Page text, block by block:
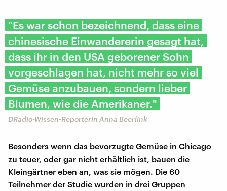
"Es war schon bezeichnend, dass eine
chinesische Einwandererin gesagt hat,
dass ihr in den USA geborener Sohn
vorgeschlagen hat, nicht mehr so viel
Gemüse anzubauen, sondern lieber
Blumen, wie die Amerikaner."
DRadio-Wissen-Reporterin Anna Beerlink
Besonders wenn das bevorzugte Gemüse in Chicago
zu teuer, oder gar nicht erhältlich ist, bauen die
Kleingärtner eben an, was sie mögen. Die 60
Teilnehmer der Studie wurden in drei Gruppen